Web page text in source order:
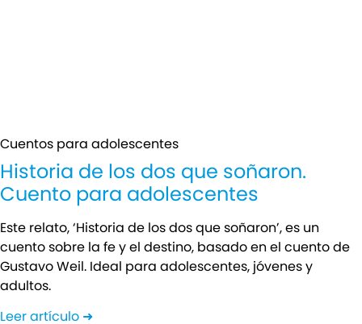
Cuentos para adolescentes
Historia de los dos que soñaron.
Cuento para adolescentes
Este relato, ‘Historia de los dos que soñaron’, es un
cuento sobre la fe y el destino, basado en el cuento de
Gustavo Weil. Ideal para adolescentes, jóvenes y
adultos.
Leer artículo ➜